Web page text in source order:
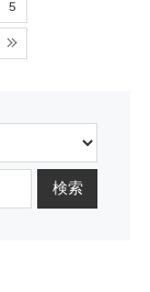
5
検索